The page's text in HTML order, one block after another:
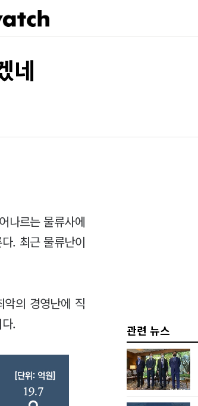
네
나르는 물류사에
. 최근 물류난이
의 경영난에 직
.
관련 뉴스